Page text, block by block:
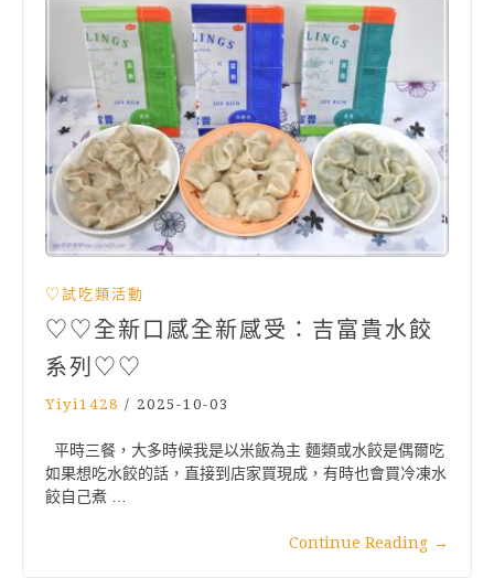
♡試吃類活動
♡♡全新口感全新感受：吉富貴水餃
系列♡♡
Yiyi1428 / 2025-10-03
平時三餐，大多時候我是以米飯為主 麵類或水餃是偶爾吃
如果想吃水餃的話，直接到店家買現成，有時也會買冷凍水
餃自己煮 …
Continue Reading →